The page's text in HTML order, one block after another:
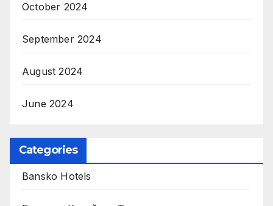
October 2024
September 2024
August 2024
June 2024
Categories
Bansko Hotels